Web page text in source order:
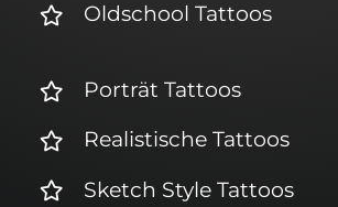
Oldschool Tattoos
Porträt Tattoos
Realistische Tattoos
Sketch Style Tattoos